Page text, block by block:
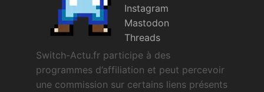
Instagram
Mastodon
Threads
Switch-Actu.fr participe à des
programmes d’affiliation et peut percevoir
une commission sur certains liens présents